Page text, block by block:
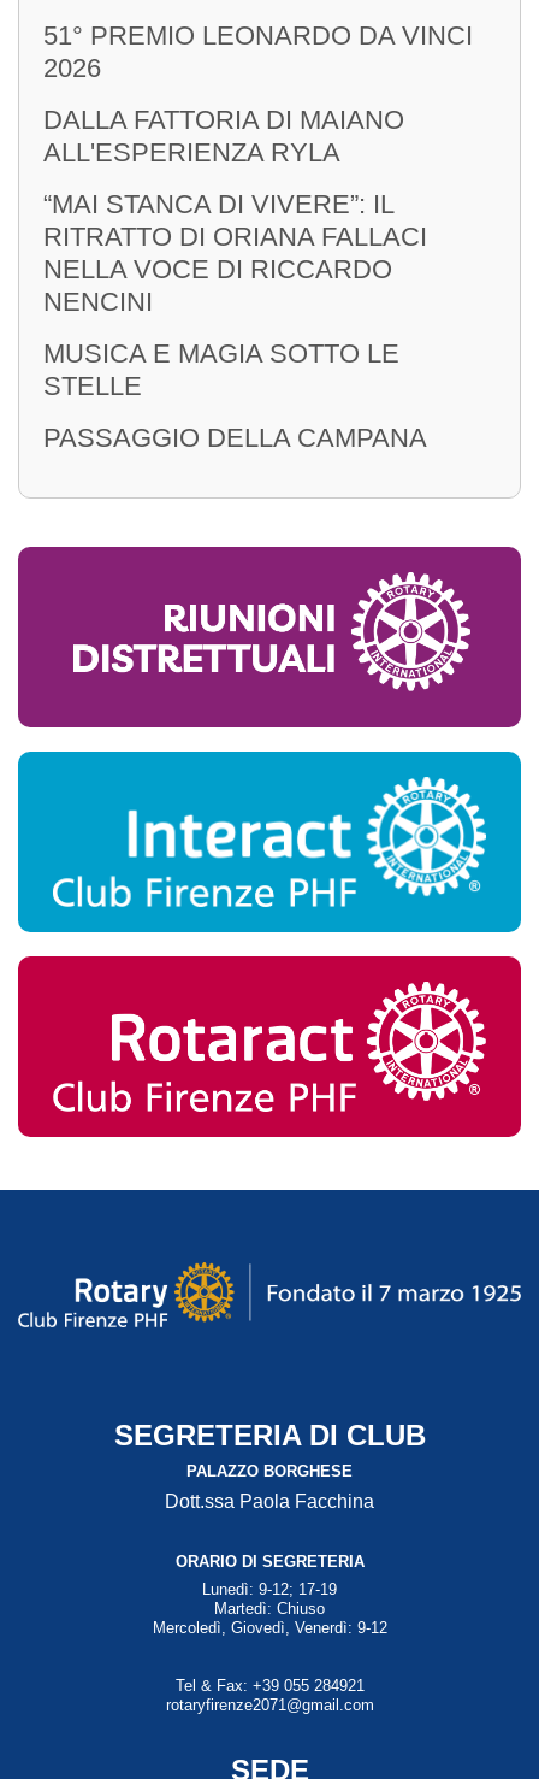
51° PREMIO LEONARDO DA VINCI
2026
DALLA FATTORIA DI MAIANO
ALL'ESPERIENZA RYLA
“MAI STANCA DI VIVERE”: IL
RITRATTO DI ORIANA FALLACI
NELLA VOCE DI RICCARDO
NENCINI
MUSICA E MAGIA SOTTO LE
STELLE
PASSAGGIO DELLA CAMPANA
SEGRETERIA DI CLUB
PALAZZO BORGHESE
Dott.ssa Paola Facchina
ORARIO DI SEGRETERIA
Lunedì: 9-12; 17-19
Martedì: Chiuso
Mercoledì, Giovedì, Venerdì: 9-12
Tel & Fax: +39 055 284921
rotaryfirenze2071@gmail.com
SEDE